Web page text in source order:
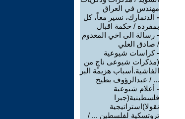
مهندس في العراق
- الدنمارك، نسير معاً، كل
بمفرده / حكمة اقبال
- رسالة الى اخي المعدوم
/ صادق العلي
-كراسات شيوعية
(مذكرات شيوعى ناجٍ من
الفاشية.أسباب هزيمة البر
... / عبدالرؤوف بطيخ
- أعلام شيوعية
فلسطينية(جبرا
نقولا)استراتيجية
تروتسكية لفلسطين ... /